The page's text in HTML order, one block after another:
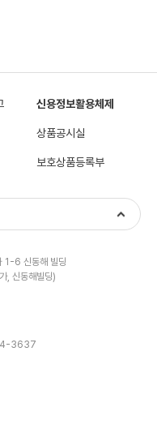
신용정보활용체제
상품공시실
보호상품등록부
1-6 신동해 빌딩
, 신동해빌딩)
3637